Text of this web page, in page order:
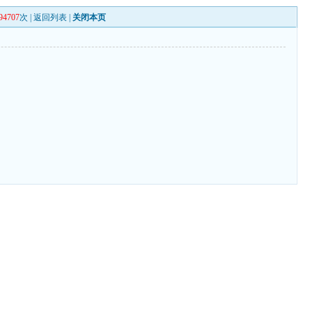
次 |返回列表 关闭本页